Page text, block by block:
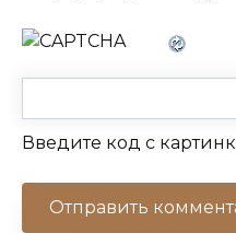
Введите код с